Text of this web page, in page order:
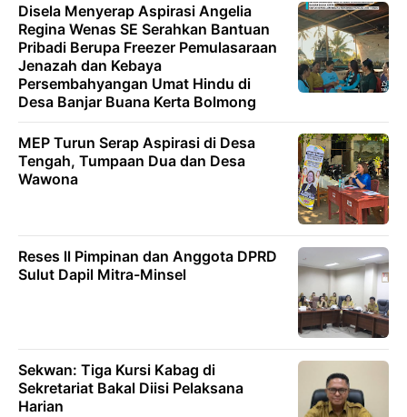
Disela Menyerap Aspirasi Angelia
Regina Wenas SE Serahkan Bantuan
Pribadi Berupa Freezer Pemulasaraan
Jenazah dan Kebaya
Persembahyangan Umat Hindu di
Desa Banjar Buana Kerta Bolmong
MEP Turun Serap Aspirasi di Desa
Tengah, Tumpaan Dua dan Desa
Wawona
Reses ll Pimpinan dan Anggota DPRD
Sulut Dapil Mitra-Minsel
Sekwan: Tiga Kursi Kabag di
Sekretariat Bakal Diisi Pelaksana
Harian